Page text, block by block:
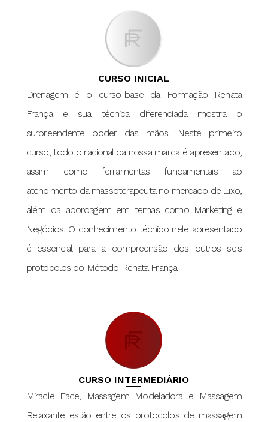
CURSO INICIAL
Drenagem é o curso-base da Formação Renata
França e sua técnica diferenciada mostra o
surpreendente poder das mãos. Neste primeiro
curso, todo o racional da nossa marca é apresentado,
assim como ferramentas fundamentais ao
atendimento da massoterapeuta no mercado de luxo,
além da abordagem em temas como Marketing e
Negócios. O conhecimento técnico nele apresentado
é essencial para a compreensão dos outros seis
protocolos do Método Renata França.
CURSO INTERMEDIÁRIO
Miracle Face, Massagem Modeladora e Massagem
Relaxante estão entre os protocolos de massagem